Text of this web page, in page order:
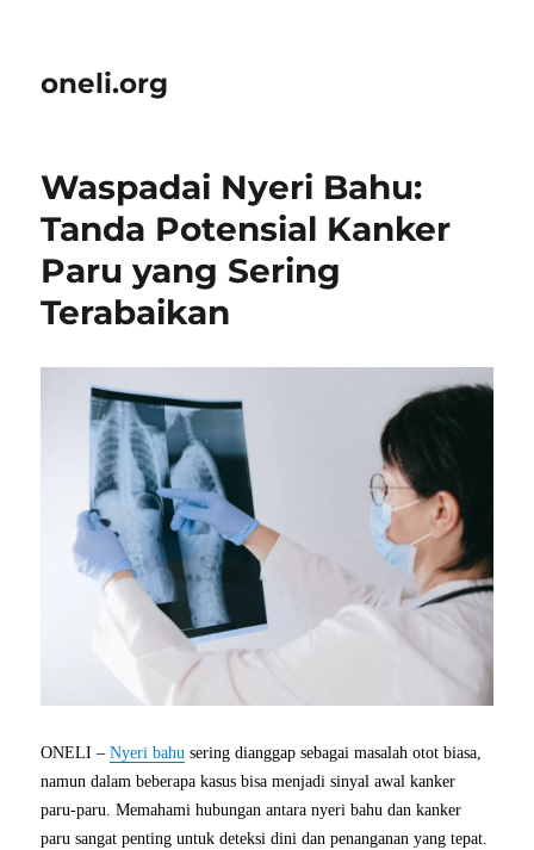
oneli.org
Waspadai Nyeri Bahu:
Tanda Potensial Kanker
Paru yang Sering
Terabaikan
ONELI –Nyeri bahu sering dianggap sebagai masalah otot biasa,
namun dalam beberapa kasus bisa menjadi sinyal awal kanker
paru-paru. Memahami hubungan antara nyeri bahu dan kanker
paru sangat penting untuk deteksi dini dan penanganan yang tepat.